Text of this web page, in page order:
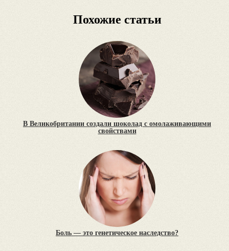
Похожие статьи
В Великобритании создали шоколад с омолаживающими
свойствами
Боль — это генетическое наследство?